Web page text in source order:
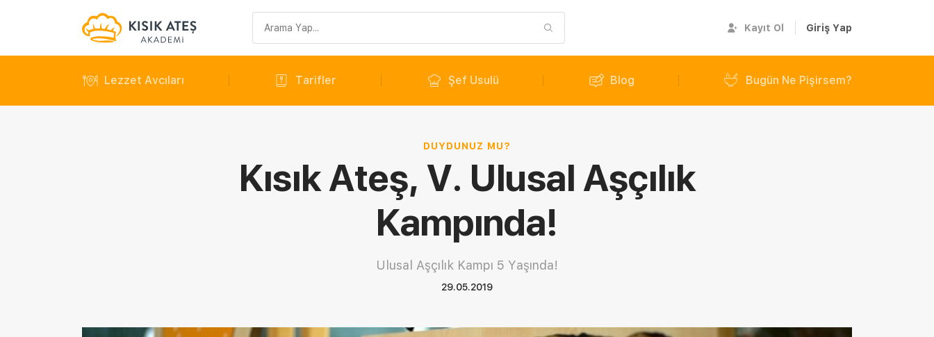
sorgusu
Kayıt Ol Giriş Yap
Lezzet Avcıları Tarifler Şef Usulü Blog Bugün Ne Pişirsem?
DUYDUNUZ MU?
Kısık Ateş, V. Ulusal Aşçılık
Kampında!
Ulusal Aşçılık Kampı 5 Yaşında!
29.05.2019